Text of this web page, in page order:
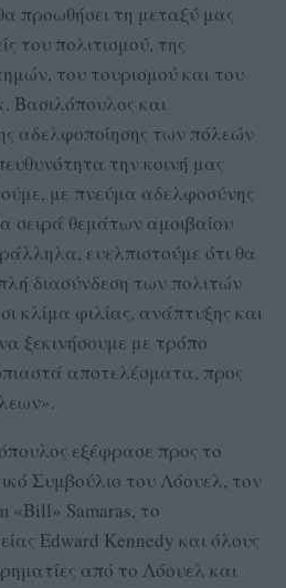
προωθήσει τη μεταξύ μας
του πολιτισμού, της
του τουρισμού και του
Βασιλόπουλος και
αδελφοποίησης των πόλεών
την κοινή μας
με πνεύμα αδελφοσύνης
σειρά θεμάτων αμοιβαίου
ευελπιστούμε ότι θα
διασύνδεση των πολιτών
κλίμα φιλίας, ανάπτυξης και
ξεκινήσουμε με τρόπο
αποτελέσματα, προς
εξέφρασε προς το
Συμβούλιο του Λόουελ, τον
Samaras, το
Edward Kennedy και όλους
από το Λόουελ και